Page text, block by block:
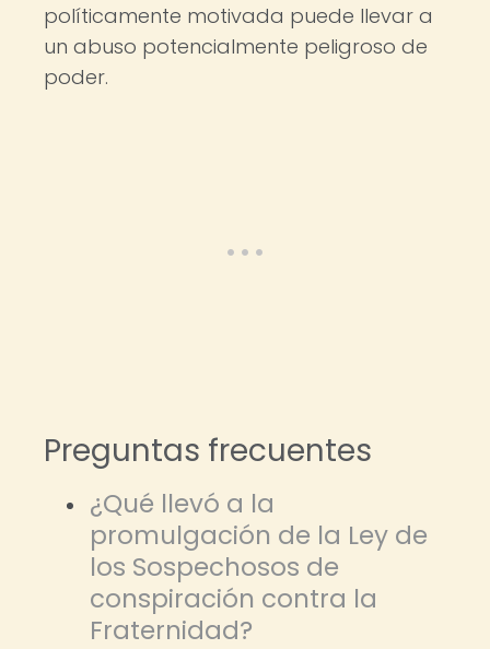
políticamente motivada puede llevar a
un abuso potencialmente peligroso de
poder.
Preguntas frecuentes
¿Qué llevó a la
promulgación de la Ley de
los Sospechosos de
conspiración contra la
Fraternidad?